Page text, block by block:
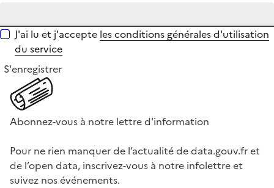
J'ai lu et j'accepte les conditions générales d'utilisation
du service
S'enregistrer
Abonnez-vous à notre lettre d'information
Pour ne rien manquer de l’actualité de data.gouv.fr et
de l’open data, inscrivez-vous à notre infolettre et
suivez nos événements.